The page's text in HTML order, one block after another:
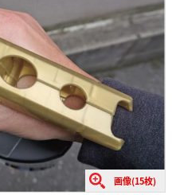
画像(15枚)